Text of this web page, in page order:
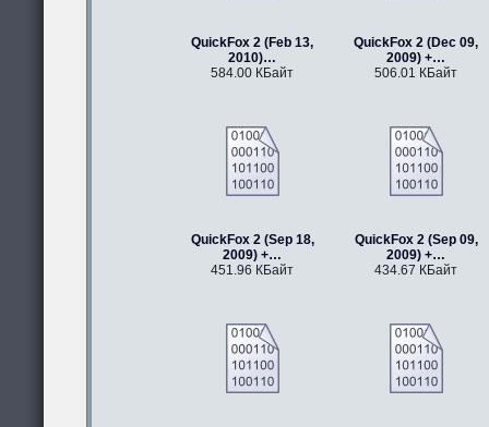
QuickFox 2 (Feb 13,
2010)…
584.00 КБайт
QuickFox 2 (Dec 09,
2009) +…
506.01 КБайт
QuickFox 2 (Sep 18,
2009) +…
451.96 КБайт
QuickFox 2 (Sep 09,
2009) +…
434.67 КБайт